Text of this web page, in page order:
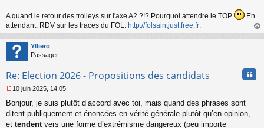
A quand le retour des trolleys sur l'axe A2 ?!? Pourquoi attendre le TOP
En
attendant, RDV sur les traces du FOL: http://folsaintjust.free.fr.
au
Ylliero
Passager
Re: Election 2026 - Propositions des candidats
e
s
s
10 juin 2025, 14:05
Bonjour, je suis plutôt d’accord avec toi, mais quand des phrases sont
ditent publiquement et énoncées en vérité générale plutôt qu’en opinion,
et tendentvers une forme d’extrémisme dangereux (peu importe